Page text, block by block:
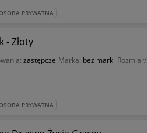
PRYWATNA
- Złoty
zastępcze Marka: bez marki
PRYWATNA